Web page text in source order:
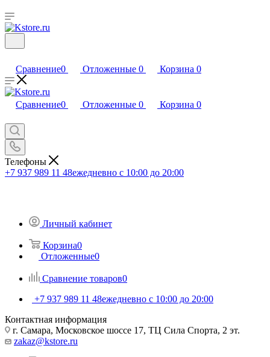
Сравнение0 Отложенные 0 Корзина 0
Сравнение0 Отложенные 0 Корзина 0
Телефоны
+7 937 989 11 48ежедневно с 10:00 до 20:00
Личный кабинет
Корзина0
Отложенные0
Сравнение товаров0
+7 937 989 11 48ежедневно с 10:00 до 20:00
Контактная информация
г. Самара, Московское шоссе 17, ТЦ Сила Спорта, 2 эт.
zakaz@kstore.ru